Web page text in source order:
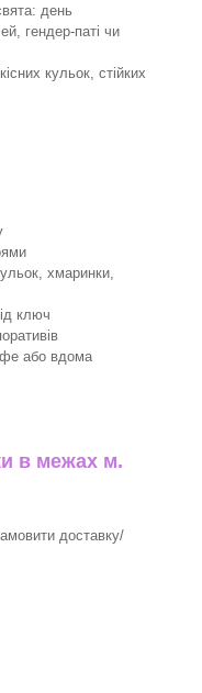
день
гендер-паті чи
кульок, стійких
хмаринки,
ключ
або вдома
в межах м.
доставку/